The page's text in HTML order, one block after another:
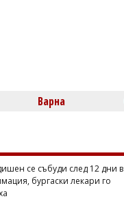
Варна
се събуди след 12 дни в
бургаски лекари го